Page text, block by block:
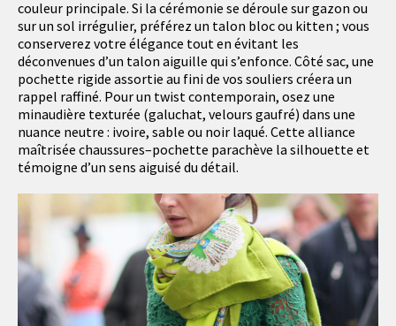
couleur principale. Si la cérémonie se déroule sur gazon ou
sur un sol irrégulier, préférez un talon bloc ou kitten ; vous
conserverez votre élégance tout en évitant les
déconvenues d’un talon aiguille qui s’enfonce. Côté sac, une
pochette rigide assortie au fini de vos souliers créera un
rappel raffiné. Pour un twist contemporain, osez une
minaudière texturée (galuchat, velours gaufré) dans une
nuance neutre : ivoire, sable ou noir laqué. Cette alliance
maîtrisée chaussures–pochette parachève la silhouette et
témoigne d’un sens aiguisé du détail.